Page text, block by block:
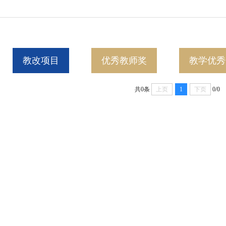
教改项目 优秀教师奖 教学优
共0条 上页 1 下页 0/0